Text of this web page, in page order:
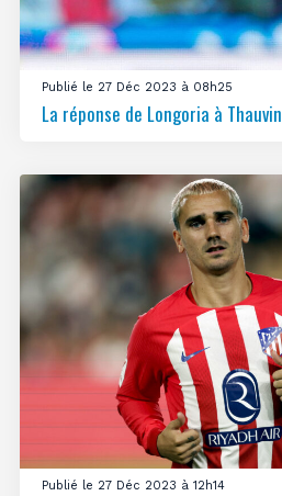
Publié le 27 Déc 2023 à 08h25
La réponse de Longoria à Thauvin
Publié le 27 Déc 2023 à 12h14